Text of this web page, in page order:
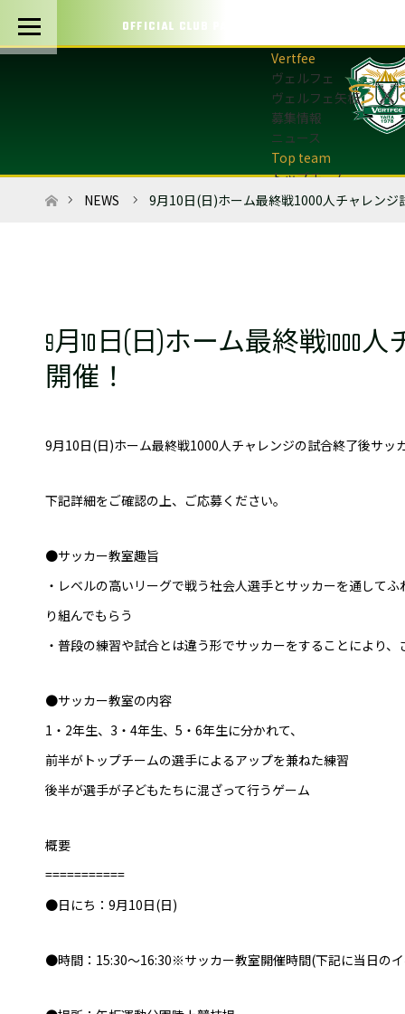
OFFICIAL CLUB PARTNERS
ヴェルフェ
ヴェルフェ矢板
募集情報
ニュース
トップチーム
トップチーム概要
アカデミー
U-12・U-8
サッカーチーム
ピース(障がい者サッ
スポーツ教室
パートナー募集
ブログ
ホームNEWS 9月10日(日)ホーム最終戦1000人チャレンジ
9月10日(日)ホーム最終戦1000
開催！
9月10日(日)ホーム最終戦1000人チャレンジの試合終了後サッ
下記詳細をご確認の上、ご応募ください。
●サッカー教室趣旨
・レベルの高いリーグで戦う社会人選手とサッカーを通して
り組んでもらう
・普段の練習や試合とは違う形でサッカーをすることにより
●サッカー教室の内容
1・2年生、3・4年生、5・6年生に分かれて、
前半がトップチームの選手によるアップを兼ねた練習
後半が選手が子どもたちに混ざって行うゲーム
概要
===========
●日にち：9月10日(日)
●時間：15:30～16:30※サッカー教室開催時間(下記に当日の